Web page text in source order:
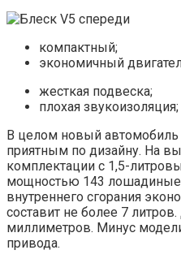
компактный;
экономичный
жесткая подвеска;
плохая звукоизоляция;
В целом новый
приятным по дизайну. На
комплектации с 1,5-
мощностью 143 лошадиные
внутреннего сгорания
составит не более 7
миллиметров. Минус
привода.